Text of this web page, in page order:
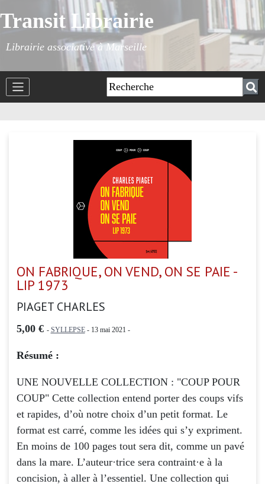
Transit Librairie
Librairie associative à Marseille
ON FABRIQUE, ON VEND, ON SE PAIE -
LIP 1973
PIAGET CHARLES
5,00 € - SYLLEPSE- 13 mai 2021 -
Résumé :
UNE NOUVELLE COLLECTION : "COUP POUR
COUP" Cette collection entend porter des coups vifs
et rapides, d’où notre choix d’un petit format. Le
format est carré, comme les idées qui s’y expriment.
En moins de 100 pages tout sera dit, comme un pavé
dans la mare. L’auteur·trice sera contraint·e à la
concision, à aller à l’essentiel. Une collection qui